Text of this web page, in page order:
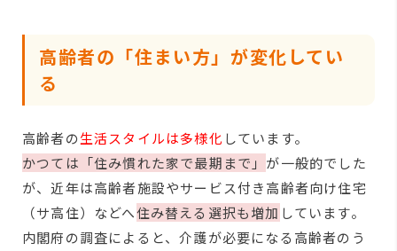
高齢者の「住まい方」が変化してい
る
高齢者の生活スタイルは多様化 しています。
かつては「住み慣れた家で最期まで」 が一般的でした
が、近年は高齢者施設やサービス付き高齢者向け住宅
（サ高住）などへ住み替える選択も増加 しています。
内閣府の調査によると、介護が必要になる高齢者のう